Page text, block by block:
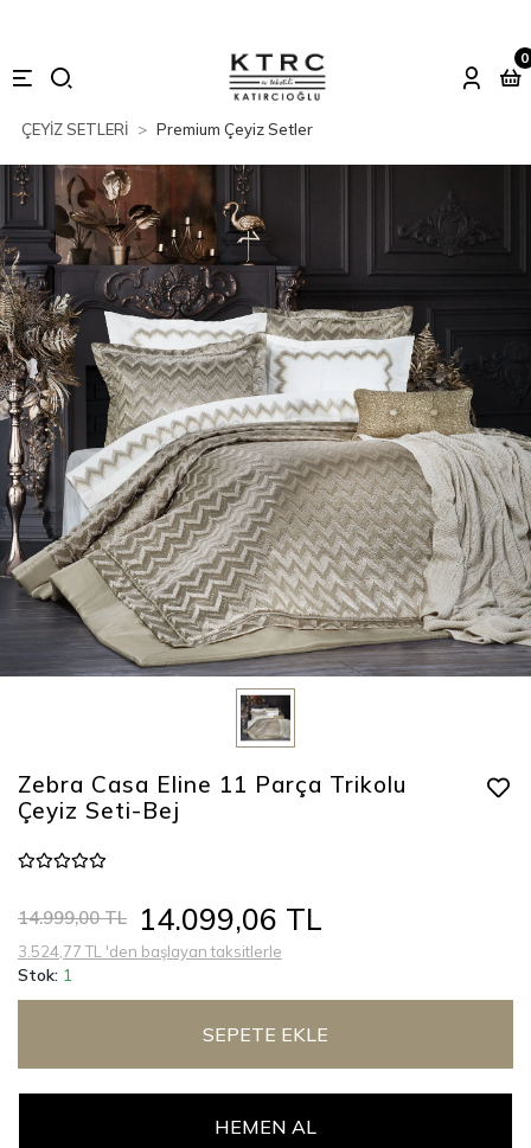
0
ÇEYİZ SETLERİ Premium Çeyiz Setler
Zebra Casa Eline 11 Parça Trikolu
Çeyiz Seti-Bej
14.999,00 TL 14.099,06 TL
3.524,77 TL 'den başlayan taksitlerle
Stok: 1
SEPETE EKLE
HEMEN AL